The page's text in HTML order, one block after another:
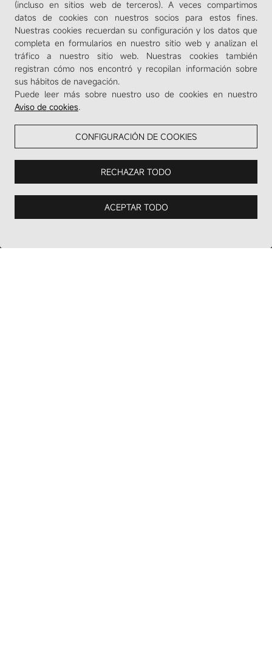
(incluso en sitios web de terceros). A veces compartimos
datos de cookies con nuestros socios para estos fines.
Nuestras cookies recuerdan su configuración y los datos que
completa en formularios en nuestro sitio web y analizan el
tráfico a nuestro sitio web. Nuestras cookies también
registran cómo nos encontró y recopilan información sobre
sus hábitos de navegación.
Puede leer más sobre nuestro uso de cookies en nuestro
Aviso de cookies.
CONFIGURACIÓN DE COOKIES
RECHAZAR TODO
ACEPTAR TODO